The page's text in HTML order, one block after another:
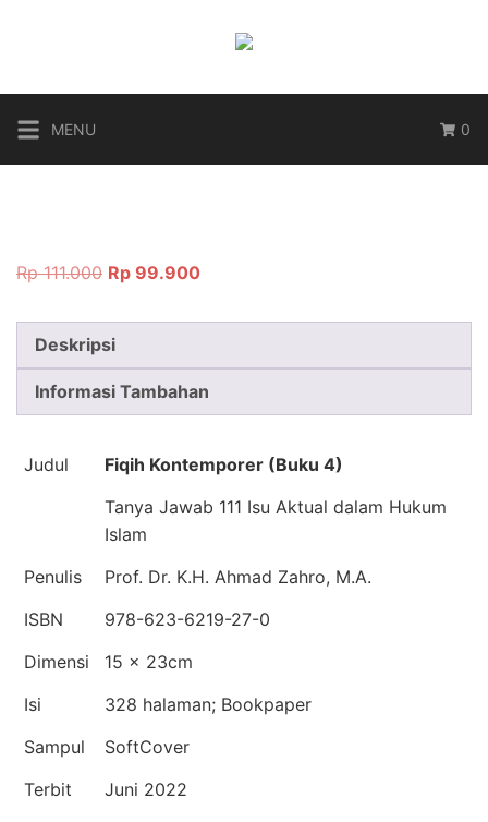
MENU 0
Rp111.000 Harga
adalah:
Rp 111.000.
Rp 99.900Harga
ini
Deskripsi
Informasi Tambahan
Judul
Fiqih Kontemporer (Buku 4)
Tanya Jawab 111 Isu Aktual dalam Hukum
Islam
Penulis
Prof. Dr. K.H. Ahmad Zahro, M.A.
ISBN
978-623-6219-27-0
Dimensi
15 x 23cm
Isi
328 halaman; Bookpaper
Sampul
SoftCover
Terbit
Juni 2022